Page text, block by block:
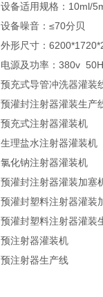
设备适用规格：10ml/
设备噪音：≤70分贝
外形尺寸：
电源及功率：380v
预充式导管冲洗器灌装
预灌封注射器灌装生产
预充式注射器灌装机
生理盐水注射器灌装机
氯化钠注射器灌装机
预灌封注射器灌装加塞
预灌封塑料注射器灌装
预灌封塑料注射器灌装
预注射器灌装机
预注射器生产线